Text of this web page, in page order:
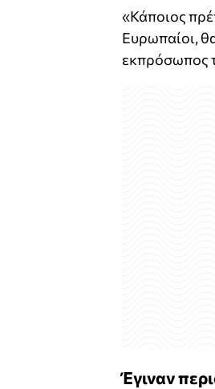
«Κάποιος
Ευρωπαίοι,
εκπρόσωπος
Έγιναν